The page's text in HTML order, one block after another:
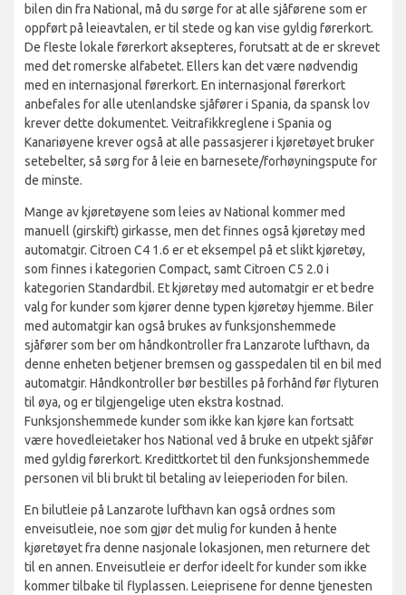
bilen din fra National, må du sørge for at alle sjåførene som er
oppført på leieavtalen, er til stede og kan vise gyldig førerkort.
De fleste lokale førerkort aksepteres, forutsatt at de er skrevet
med det romerske alfabetet. Ellers kan det være nødvendig
med en internasjonal førerkort. En internasjonal førerkort
anbefales for alle utenlandske sjåfører i Spania, da spansk lov
krever dette dokumentet. Veitrafikkreglene i Spania og
Kanariøyene krever også at alle passasjerer i kjøretøyet bruker
setebelter, så sørg for å leie en barnesete/forhøyningspute for
de minste.
Mange av kjøretøyene som leies av National kommer med
manuell (girskift) girkasse, men det finnes også kjøretøy med
automatgir. Citroen C4 1.6 er et eksempel på et slikt kjøretøy,
som finnes i kategorien Compact, samt Citroen C5 2.0 i
kategorien Standardbil. Et kjøretøy med automatgir er et bedre
valg for kunder som kjører denne typen kjøretøy hjemme. Biler
med automatgir kan også brukes av funksjonshemmede
sjåfører som ber om håndkontroller fra Lanzarote lufthavn, da
denne enheten betjener bremsen og gasspedalen til en bil med
automatgir. Håndkontroller bør bestilles på forhånd før flyturen
til øya, og er tilgjengelige uten ekstra kostnad.
Funksjonshemmede kunder som ikke kan kjøre kan fortsatt
være hovedleietaker hos National ved å bruke en utpekt sjåfør
med gyldig førerkort. Kredittkortet til den funksjonshemmede
personen vil bli brukt til betaling av leieperioden for bilen.
En bilutleie på Lanzarote lufthavn kan også ordnes som
enveisutleie, noe som gjør det mulig for kunden å hente
kjøretøyet fra denne nasjonale lokasjonen, men returnere det
til en annen. Enveisutleie er derfor ideelt for kunder som ikke
kommer tilbake til flyplassen. Leieprisene for denne tjenesten